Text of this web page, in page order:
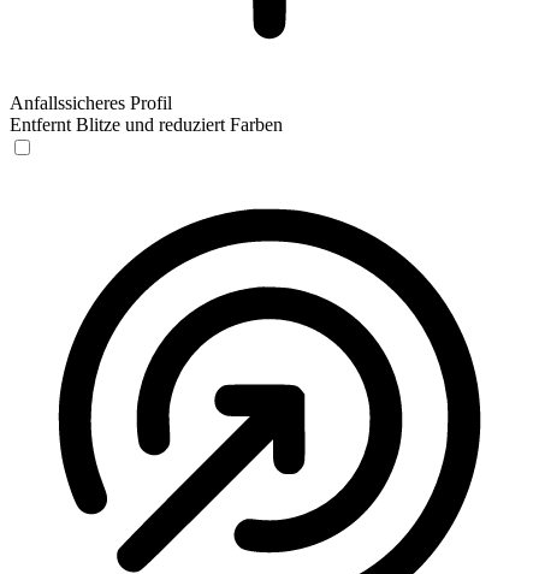
Anfallssicheres Profil
Entfernt Blitze und reduziert Farben